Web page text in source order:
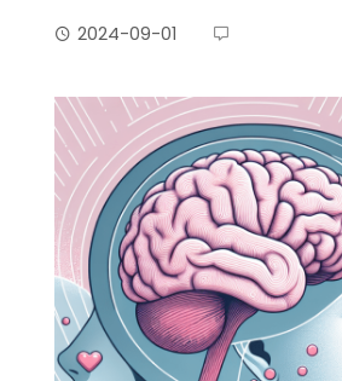
2024-09-01